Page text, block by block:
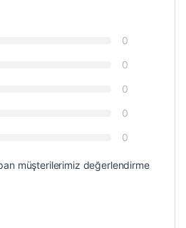
0
0
0
0
0
müşterilerimiz değerlendirme